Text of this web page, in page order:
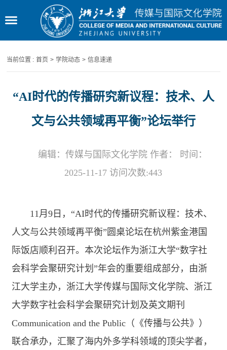
当前位置 : 首页 > 学院动态 > 信息速递
“AI时代的传播研究新议程：技术、人
文与公共领域再平衡”论坛举行
编辑：传媒与国际文化学院 作者： 时间：
2025-11-17 访问次数:443
11月9 日，“AI时代的传播研究新议程：技术、
人文与公共领域再平衡”圆桌论坛在杭州紫金港国
际饭店顺利召开。本次论坛作为浙江大学“数字社
会科学会聚研究计划”年会的重要组成部分，由浙
江大学主办，浙江大学传媒与国际文化学院、浙江
大学数字社会科学会聚研究计划及英文期刊
Communication and the Public （《传播与公共》）
联合承办，汇聚了海内外多学科领域的顶尖学者，